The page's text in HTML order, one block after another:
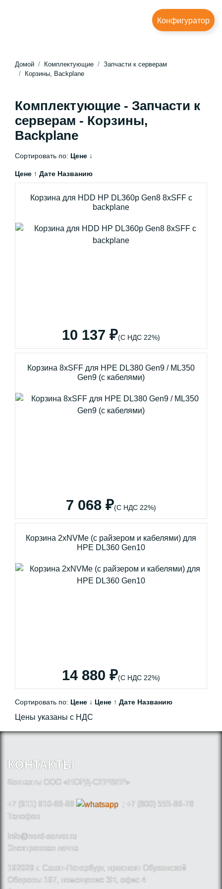
Конфигуратор
Домой Комплектующие
Запчасти к серверам
Корзины, Backplane
Комплектующие - Запчасти к
серверам - Корзины,
Backplane
Сортировать по: Цене ↓
Цене ↑ Дате Названию
Корзина для HDD HP DL360p Gen8 8xSFF с
backplane
10 137 ₽(С НДС 22%)
Корзина 8xSFF для HPE DL380 Gen9 / ML350
Gen9 (с кабелями)
7 068 ₽(С НДС 22%)
Корзина 2xNVMe (с райзером и кабелями) для
HPE DL360 Gen10
14 880 ₽(С НДС 22%)
Сортировать по: Цене ↓ Цене ↑ Дате Названию
Цены указаны с НДС
КОНТАКТЫ
Контакты ООО «НОРД-СЕРВЕР»
+7 (911) 910-66-88
; +7 (800) 555-86-78
Телефон
info@nord-server.ru
Электронная почта
192029 г. Санкт-Петербург, проспект Обуховской
Обороны 197, помещение 3Н, офис 4